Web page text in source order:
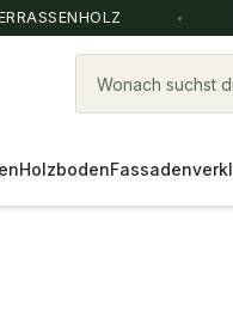
Wonach suchst
Holzboden